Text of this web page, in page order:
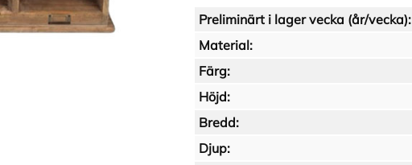
Preliminärt i lager vecka (år/vecka):
Material:
Färg:
Höjd:
Bredd:
Djup: